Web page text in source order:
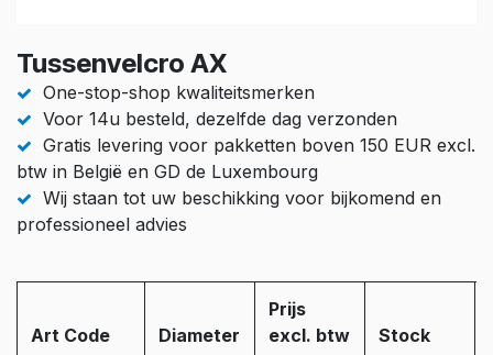
Tussenvelcro AX
One-stop-shop kwaliteitsmerken
Voor 14u besteld, dezelfde dag verzonden
Gratis levering voor pakketten boven 150 EUR excl.
btw in België en GD de Luxembourg
Wij staan tot uw beschikking voor bijkomend en
professioneel advies
Art Code Diameter
Prijs
excl. btw
Stock